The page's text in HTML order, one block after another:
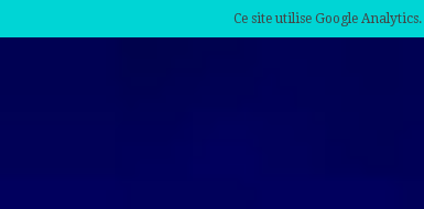
Ce site utilise Google